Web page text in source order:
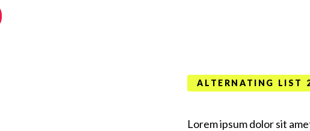
ALTERNATING LIST
Lorem ipsum dolor sit